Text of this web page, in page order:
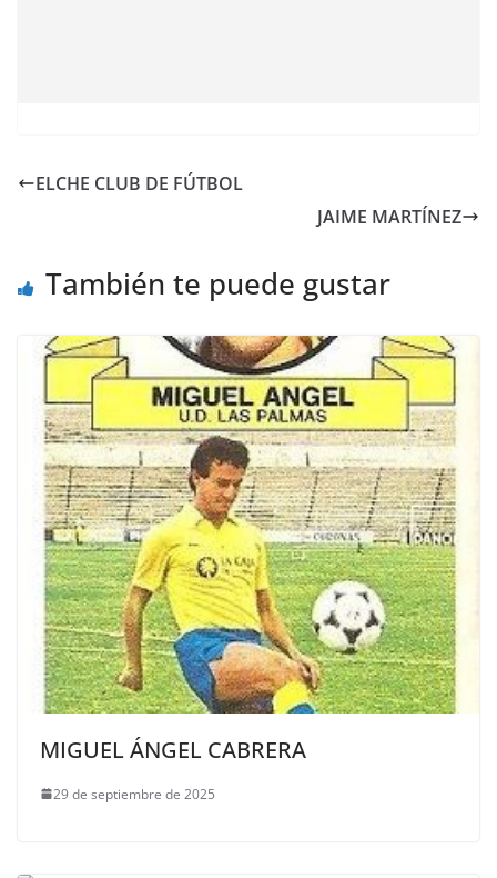
ELCHE CLUB DE FÚTBOL
JAIME MARTÍNEZ
También te puede gustar
MIGUEL ÁNGEL CABRERA
29 de septiembre de 2025